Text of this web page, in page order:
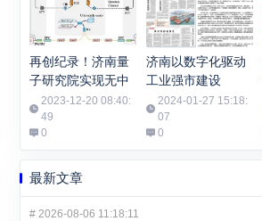
再创纪录！济南量
子研究院实现无中
继千公里光纤有限
码长量子密钥分发
2023-12-20 08:40:
49
0
济南以数字化驱动
工业强市建设
2024-01-27 15:18:
07
0
最新文章
# 2026-08-06 11:18:11